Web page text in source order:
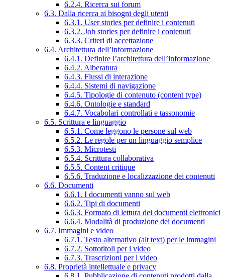
6.2.4. Ricerca sui forum
6.3. Dalla ricerca ai bisogni degli utenti
6.3.1. User stories per definire i contenuti
6.3.2. Job stories per definire i contenuti
6.3.3. Criteri di accettazione
6.4. Architettura dell’informazione
6.4.1. Definire l’architettura dell’informazione
6.4.2. Alberatura
6.4.3. Flussi di interazione
6.4.4. Sistemi di navigazione
6.4.5. Tipologie di contenuto (content type)
6.4.6. Ontologie e standard
6.4.7. Vocabolari controllati e tassonomie
6.5. Scrittura e linguaggio
6.5.1. Come leggono le persone sul web
6.5.2. Le regole per un linguaggio semplice
6.5.3. Microtesti
6.5.4. Scrittura collaborativa
6.5.5. Content critique
6.5.6. Traduzione e localizzazione dei contenuti
6.6. Documenti
6.6.1. I documenti vanno sul web
6.6.2. Tipi di documenti
6.6.3. Formato di lettura dei documenti elettronici
6.6.4. Modalità di produzione dei documenti
6.7. Immagini e video
6.7.1. Testo alternativo (alt text) per le immagini
6.7.2. Sottotitoli per i video
6.7.3. Trascrizioni per i video
6.8. Proprietà intellettuale e privacy